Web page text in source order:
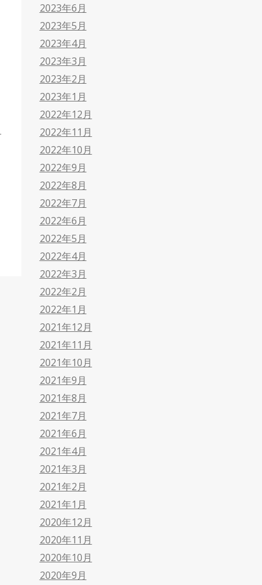
2023年6月
2023年5月
2023年4月
2023年3月
2023年2月
2023年1月
2022年12月
2022年11月
2022年10月
2022年9月
2022年8月
2022年7月
2022年6月
2022年5月
2022年4月
2022年3月
2022年2月
2022年1月
2021年12月
2021年11月
2021年10月
2021年9月
2021年8月
2021年7月
2021年6月
2021年4月
2021年3月
2021年2月
2021年1月
2020年12月
2020年11月
2020年10月
2020年9月